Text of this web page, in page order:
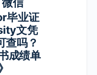
毕业证
文凭
查吗？
成绩单